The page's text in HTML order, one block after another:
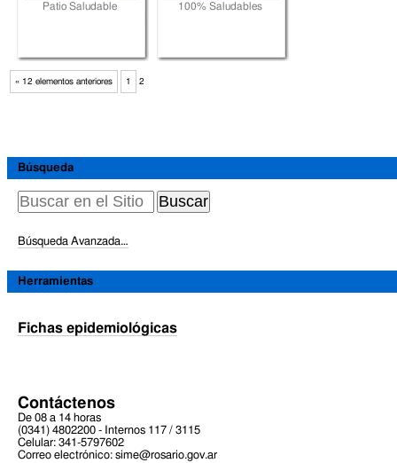
Patio Saludable 100% Saludables
« 12 elementos anteriores 1 2
Búsqueda
Búsqueda Avanzada…
Herramientas
Fichas epidemiológicas
Contáctenos
De 08 a 14 horas
(0341) 4802200 - Internos 117 / 3115
Celular: 341-5797602
Correo electrónico: sime@rosario.gov.ar